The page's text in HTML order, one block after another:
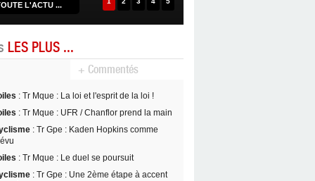
L'ACTU ...
LES PLUS ...
+ Commentés
: Tr Mque : La loi et l'esprit de la loi !
: Tr Mque : UFR / Chanflor prend la main
: Tr Gpe : Kaden Hopkins comme
: Tr Mque : Le duel se poursuit
: Tr Gpe : Une 2ème étape à accent